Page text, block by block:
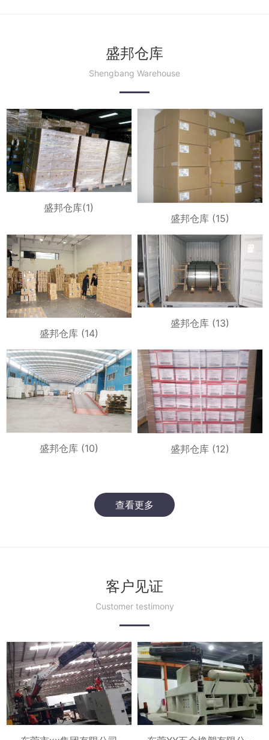
盛邦仓库
Shengbang Warehouse
盛邦仓库(1)
盛邦仓库 (15)
盛邦仓库 (14)
盛邦仓库 (13)
盛邦仓库 (10) 盛邦仓库 (12)
查看更多
客户见证
Customer testimony